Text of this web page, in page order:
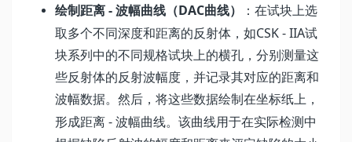
绘制距离 - 波幅曲线（DAC曲线）
：在试块上选
取多个不同深度和距离的反射体，如CSK - IIA试
块系列中的不同规格试块上的横孔，分别测量这
些反射体的反射波幅度，并记录其对应的距离和
波幅数据。然后，将这些数据绘制在坐标纸上，
形成距离 - 波幅曲线。该曲线用于在实际检测中